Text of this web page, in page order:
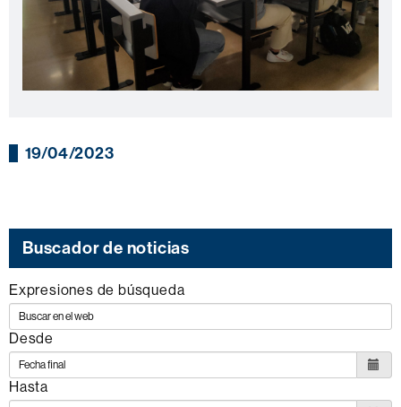
19/04/2023
Buscador de noticias
Expresiones de búsqueda
Desde
Hasta